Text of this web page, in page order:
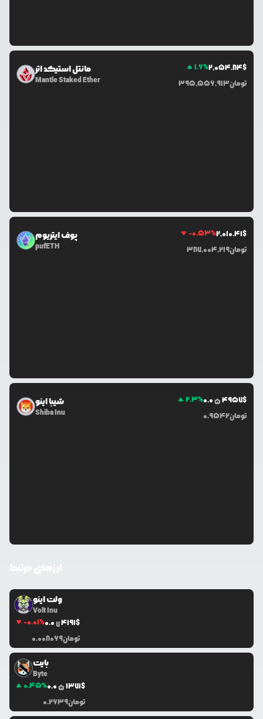
مانتل استیکد اتر
Mantle Staked Ether
1.6%2,054.84$
395,556,913تومان
پوف ایتریوم
pufETH
-0.53%2,010.41$
387,004,219تومان
شیبا اینو
Shiba Inu
2.3%0.054957$
0.9542تومان
ولت اینو
Volt Inu
-0.01%0.074191$
0.008069تومان
بایت
Byte
0.45%0.051371$
0.2639تومان